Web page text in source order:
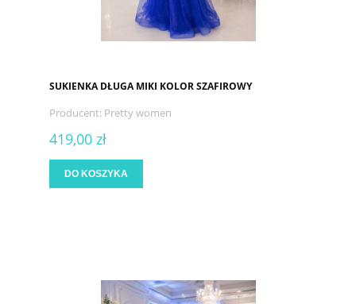
SUKIENKA DŁUGA MIKI KOLOR SZAFIROWY
Producent: Pretty women
419,00 zł
DO KOSZYKA